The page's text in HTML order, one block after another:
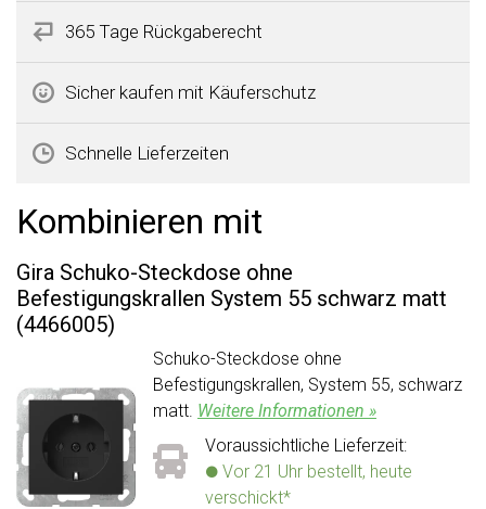
365 Tage Rückgaberecht
Sicher kaufen mit Käuferschutz
Schnelle Lieferzeiten
Kombinieren mit
Gira Schuko-Steckdose ohne
Befestigungskrallen System 55 schwarz matt
(4466005)
Schuko-Steckdose ohne
Befestigungskrallen, System 55, schwarz
matt. Weitere Informationen »
Voraussichtliche Lieferzeit:
Vor 21 Uhr bestellt, heute
verschickt*